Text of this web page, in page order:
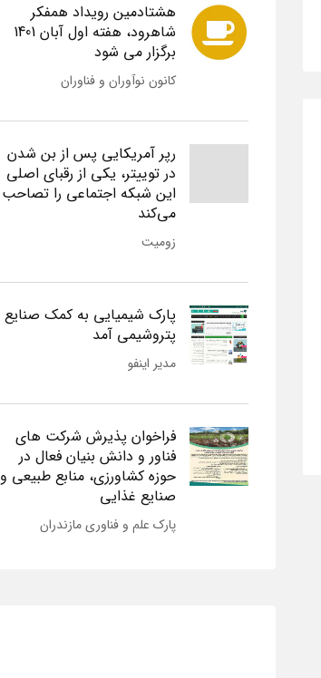
هشتادمین رویداد همفکر
شاهرود، هفته اول آبان 1401
برگزار می شود
کانون نوآوران و فناوران
رپر آمریکایی پس از بن شدن
در توییتر، یکی از رقبای اصلی
این شبکه اجتماعی را تصاحب
می‌کند
زومیت
پارک شیمیایی به کمک صنایع
پتروشیمی آمد
مدیر اینفو
فراخوان پذیرش شرکت های
فناور و دانش بنیان فعال در
حوزه کشاورزی، منابع طبیعی و
صنایع غذایی
پارک علم و فناوری مازندران